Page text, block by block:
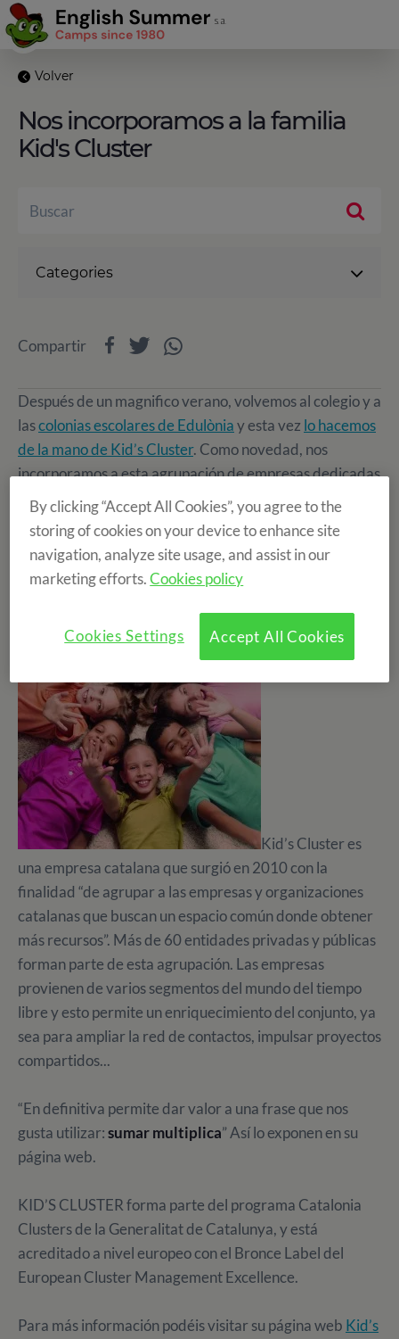
Volver
Nos incorporamos a la familia
Kid's Cluster
Después de un magnifico verano, volvemos al colegio y a
lascolonias escolares de Edulòniay esta vez lo hacemos
de la mano de Kid’s Cluster. Como novedad, nos
incorporamos a esta agrupación de empresas dedicadas
al tiempo libre educativo para obtener beneficios e
impulsar los servicios que se ofrecen orientados al
sector infantil.
Kid’s Cluster es
una empresa catalana que surgió en 2010 con la
finalidad “de agrupar a las empresas y organizaciones
catalanas que buscan un espacio común donde obtener
más recursos”. Más de 60 entidades privadas y públicas
forman parte de esta agrupación. Las empresas
provienen de varios segmentos del mundo del tiempo
libre y esto permite un enriquecimiento del conjunto, ya
sea para ampliar la red de contactos, impulsar proyectos
compartidos...
“En definitiva permite dar valor a una frase que nos
gusta utilizar:sumar multiplica” Así lo exponen en su
página web.
KID’S CLUSTER forma parte del programa Catalonia
Clusters de la Generalitat de Catalunya, y está
acreditado a nivel europeo con el Bronce Label del
European Cluster Management Excellence.
Para más información podéis visitar su página web Kid’s
Categories
Compartir
By clicking “Accept All Cookies”, you agree to the
storing of cookies on your device to enhance site
navigation, analyze site usage, and assist in our
marketing efforts.Cookies policy
Accept All Cookies
Cookies Settings